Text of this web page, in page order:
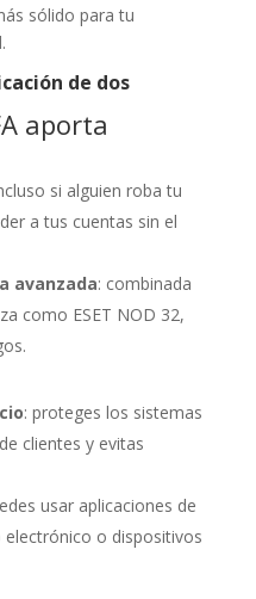
sólido para tu
de dos
aporta
si alguien roba tu
a tus cuentas sin el
avanzada: combinada
como ESET NOD 32,
: proteges los sistemas
clientes y evitas
usar aplicaciones de
o dispositivos